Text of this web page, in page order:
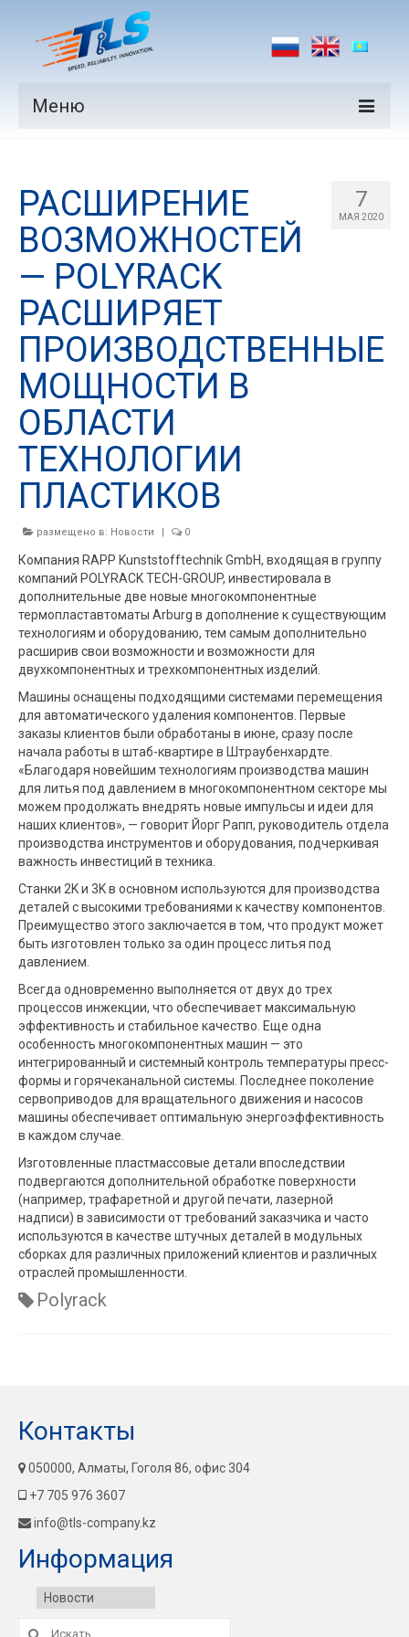
Меню
Производители
Рынки
Новости
Контакты
7
МАЯ 2020
РАСШИРЕНИЕ
ВОЗМОЖНОСТЕЙ
— POLYRACK
РАСШИРЯЕТ
ПРОИЗВОДСТВЕННЫЕ
МОЩНОСТИ В
ОБЛАСТИ
ТЕХНОЛОГИИ
ПЛАСТИКОВ
размещено в: Новости | 0
Компания RAPP Kunststofftechnik GmbH, входящая в группу
компаний POLYRACK TECH-GROUP, инвестировала в
дополнительные две новые многокомпонентные
термопластавтоматы Arburg в дополнение к существующим
технологиям и оборудованию, тем самым дополнительно
расширив свои возможности и возможности для
двухкомпонентных и трехкомпонентных изделий.
Машины оснащены подходящими системами перемещения
для автоматического удаления компонентов. Первые
заказы клиентов были обработаны в июне, сразу после
начала работы в штаб-квартире в Штраубенхардте.
«Благодаря новейшим технологиям производства машин
для литья под давлением в многокомпонентном секторе мы
можем продолжать внедрять новые импульсы и идеи для
наших клиентов», — говорит Йорг Рапп, руководитель отдела
производства инструментов и оборудования, подчеркивая
важность инвестиций в техника.
Станки 2K и 3K в основном используются для производства
деталей с высокими требованиями к качеству компонентов.
Преимущество этого заключается в том, что продукт может
быть изготовлен только за один процесс литья под
давлением.
Всегда одновременно выполняется от двух до трех
процессов инжекции, что обеспечивает максимальную
эффективность и стабильное качество. Еще одна
особенность многокомпонентных машин — это
интегрированный и системный контроль температуры пресс-
формы и горячеканальной системы. Последнее поколение
сервоприводов для вращательного движения и насосов
машины обеспечивает оптимальную энергоэффективность
в каждом случае.
Изготовленные пластмассовые детали впоследствии
подвергаются дополнительной обработке поверхности
(например, трафаретной и другой печати, лазерной
надписи) в зависимости от требований заказчика и часто
используются в качестве штучных деталей в модульных
сборках для различных приложений клиентов и различных
отраслей промышленности.
Polyrack
Контакты
050000, Алматы, Гоголя 86, офис 304
+7 705 976 3607
info@tls-company.kz
Информация
Новости
Искать: